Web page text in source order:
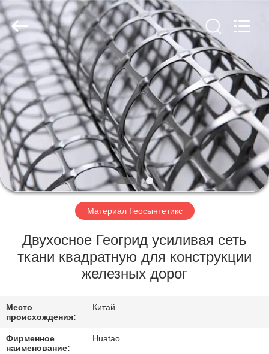
ДОМ
ПРОДУКТЫ
О
НАС
ПУТЕШЕСТВИЕ
ФАБРИКИ
ПРОВЕРКА
КАЧЕСТВА
СВЯЖИТЕСЬ
МЫ
HUATAO
LOVER
LTD.
All
Rights
Reserved.
Материал Геосынтетикс
Двухосное Геогрид усиливая сеть
ткани квадратную для конструкции
железных дорог
Место
происхождения:
Китай
Фирменное
наименование:
Huatao